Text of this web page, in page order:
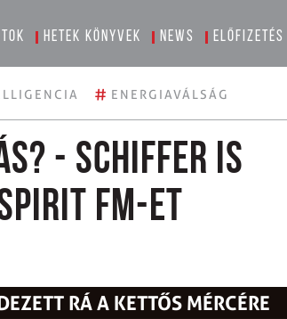
Hetek könyvek News Előfizetés
# ENERGIAVÁLSÁG
- Schiffer is
FM-et
RÁ A KETTŐS MÉRCÉRE